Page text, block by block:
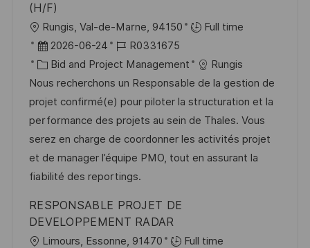
(H/F)
O
r
t
Rungis, Val-de-Marne, 94150
Full time
D
a
t
u
m
d
e
r
e
2026-06-24
J
o
b
-
I
D
R0331675
K
a
t
e
g
o
r
e
Bid and Project Management
Rungis
Nous recherchons un Responsable de la gestion de
projet confirmé(e) pour piloter la structuration et la
performance des projets au sein de Thales. Vous
serez en charge de coordonner les activités projet
et de manager l’équipe PMO, tout en assurant la
fiabilité des reportings.
RESPONSABLE PROJET DE
DEVELOPPEMENT RADAR
O Limours, Essonne, 91470
Full time